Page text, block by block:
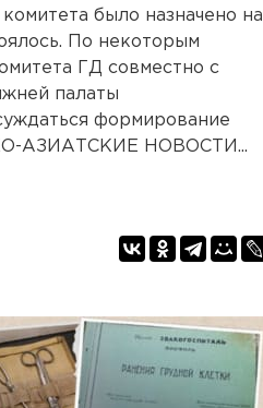
было назначено на
По некоторым
ГД совместно с
палаты
формирование
АЗИАТСКИЕ НОВОСТИ...